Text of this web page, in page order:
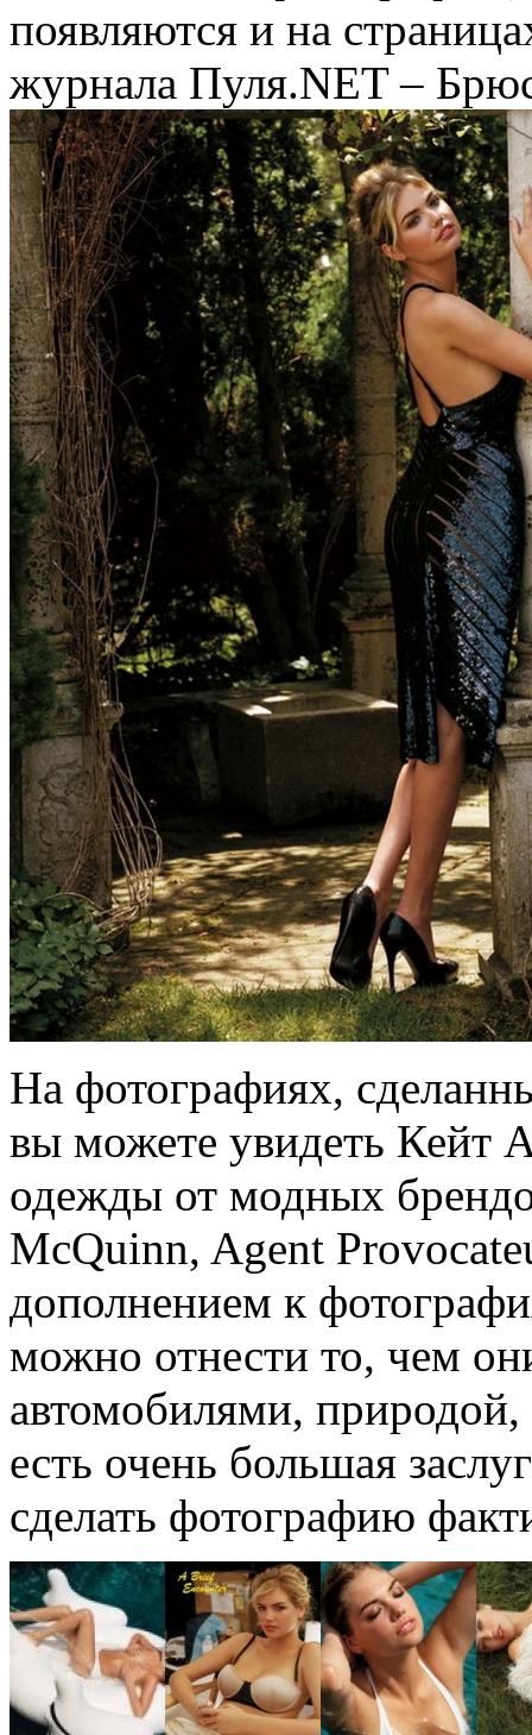
появляются и на
журнала Пуля.NET –
На фотографиях,
вы можете увидеть Кейт
одежды от модных
McQuinn, Agent
дополнением к
можно отнести то, чем
автомобилями,
есть очень большая
сделать фотографию